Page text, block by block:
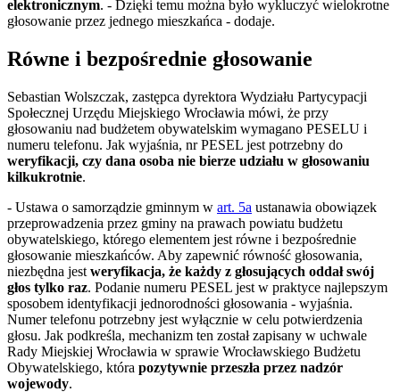
elektronicznym. - Dzięki temu można było wykluczyć wielokrotne
głosowanie przez jednego mieszkańca - dodaje.
Równe i bezpośrednie głosowanie
Sebastian Wolszczak, zastępca dyrektora Wydziału Partycypacji
Społecznej Urzędu Miejskiego Wrocławia mówi, że przy
głosowaniu nad budżetem obywatelskim wymagano PESELU i
numeru telefonu. Jak wyjaśnia, nr PESEL jest potrzebny do
weryfikacji, czy dana osoba nie bierze udziału w głosowaniu
kilkukrotnie.
- Ustawa o samorządzie gminnym w art. 5a ustanawia obowiązek
przeprowadzenia przez gminy na prawach powiatu budżetu
obywatelskiego, którego elementem jest równe i bezpośrednie
głosowanie mieszkańców. Aby zapewnić równość głosowania,
niezbędna jest weryfikacja, że każdy z głosujących oddał swój
głos tylko raz. Podanie numeru PESEL jest w praktyce najlepszym
sposobem identyfikacji jednorodności głosowania - wyjaśnia.
Numer telefonu potrzebny jest wyłącznie w celu potwierdzenia
głosu. Jak podkreśla, mechanizm ten został zapisany w uchwale
Rady Miejskiej Wrocławia w sprawie Wrocławskiego Budżetu
Obywatelskiego, która pozytywnie przeszła przez nadzór
wojewody.